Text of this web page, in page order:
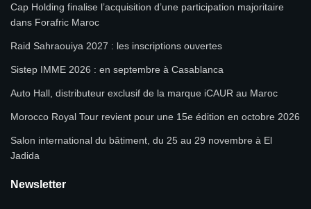
Cap Holding finalise l’acquisition d’une participation majoritaire
dans Forafric Maroc
Raid Sahraouiya 2027 : les inscriptions ouvertes
Sistep IMME 2026 : en septembre à Casablanca
Auto Hall, distributeur exclusif de la marque iCAUR au Maroc
Morocco Royal Tour revient pour une 15e édition en octobre 2026
Salon international du bâtiment, du 25 au 29 novembre à El
Jadida
Newsletter